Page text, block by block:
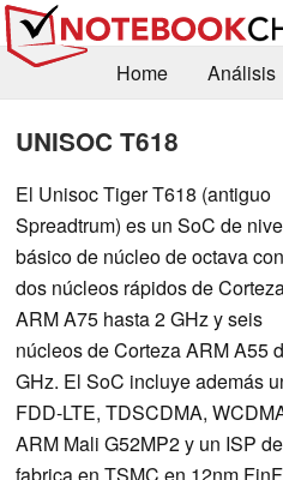
Home Análisis
Contacto
UNISOC T618
El Unisoc Tiger T618 (antiguo
Spreadtrum) es un SoC de
básico de núcleo de octava con
dos núcleos rápidos de
ARM A75 hasta 2 GHz y seis
núcleos de Corteza ARM A55
GHz. El SoC incluye además
FDD-LTE, TDSCDMA,
ARM Mali G52MP2 y un ISP
fabrica en TSMC en 12nm